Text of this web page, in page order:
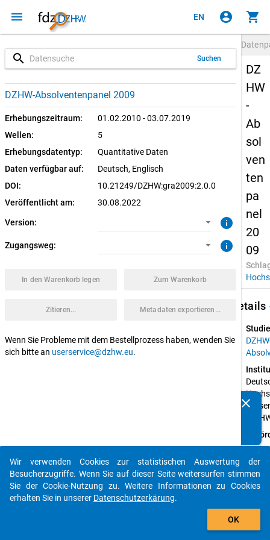
menu EN account_circle shopping_cart
search Suchen
DZHW-Absolventenpanel 2009
Erhebungszeitraum:
01.02.2010 - 03.07.2019
Wellen:
5
Erhebungsdatentyp:
Quantitative Daten
Daten verfügbar auf:
Deutsch, Englisch
DOI:
10.21249/DZHW:gra2009:2.0.0
Veröffentlicht am:
30.08.2022
Version:
2.0.0 (aktuell)
1.0.1
info
Zugangsweg:
CUF: Download
SUF: Download
SUF: On-Site
info
In den Warenkorb legen Zum Warenkorb
Zitieren... Metadaten exportieren...
Wenn Sie Probleme mit dem Bestellprozess haben, wenden Sie
sich bitte an userservice@dzhw.eu.
DZ
HW
-
Ab
sol
ven
ten
pa
nel
20
09
Details
von:
für
clear
auto_stories
add_shopping_cart
Wir verwenden Cookies zur statistischen Auswertung der
Besucherzugriffe. Wenn Sie auf dieser Seite weitersurfen stimmen
Sie der Cookie-Nutzung zu. Weitere Informationen zu Cookies
erhalten Sie in unserer Datenschutzerkärung.
OK